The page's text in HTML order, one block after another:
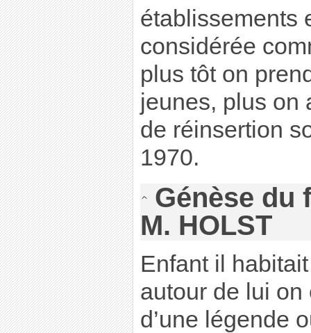
établissements
considérée
plus tôt on
jeunes, plus on
de réinsertion
1970.
Génèse du
M. HOLST
Enfant il
autour de lui
d’une légende